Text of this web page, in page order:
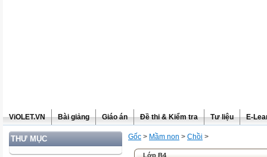
ViOLET.VN Bài giảng Giáo án Đề thi & Kiểm tra Tư liệu E-
THƯ MỤC Gốc > Mầm non > Chồi >
Lớp B4